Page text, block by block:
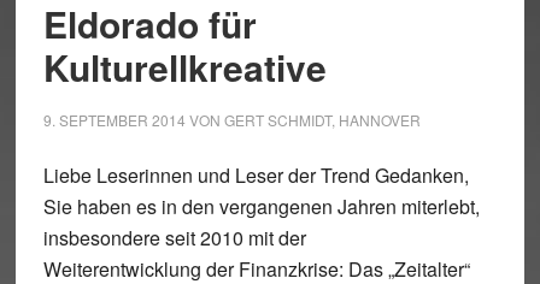
Eldorado für
Kulturellkreative
9. SEPTEMBER 2014 VON GERT SCHMIDT, HANNOVER
Liebe Leserinnen und Leser der Trend Gedanken,
Sie haben es in den vergangenen Jahren miterlebt,
insbesondere seit 2010 mit der
Weiterentwicklung der Finanzkrise: Das „Zeitalter“